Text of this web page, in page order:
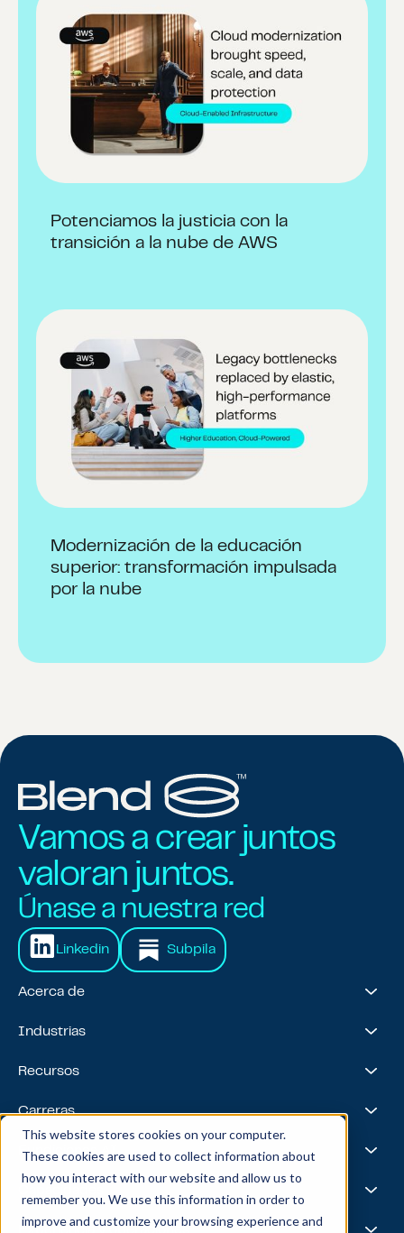
This website stores cookies on your computer.
These cookies are used to collect information about
how you interact with our website and allow us to
remember you. We use this information in order to
improve and customize your browsing experience and
Potenciamos la justicia con la
transición a la nube de AWS
Modernización de la educación
superior: transformación impulsada
por la nube
Vamos a crear juntos
valoran juntos.
Únase a nuestra red
Linkedin Subpila
Acerca de
Acerca de nosotros
Premios y reconocimientos
Industrias
Servicios financieros
Viajes y hospitalidad
Energía
Tecnología, medios y telecomunicaciones
Recursos
Casos prácticos
Medios y eventos
Noticias
Carreras
Bolsa de trabajo
Todas las estrellas
Aspectos destacados del equipo
Fundiciones AI
Mezcla X
Ciencia de datos
Experiencia y operaciones